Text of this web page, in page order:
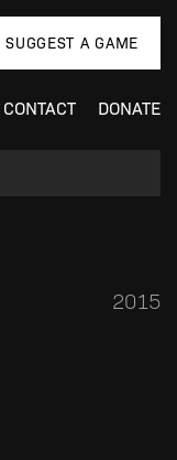
CONTACT DONATE
SUGGEST A GAME
2015